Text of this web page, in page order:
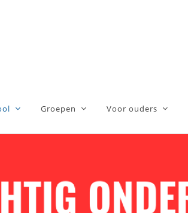
Groepen Voor ouders